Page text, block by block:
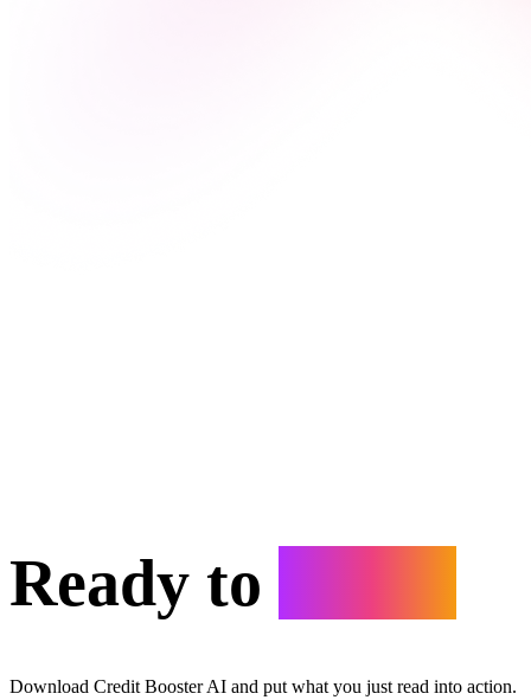
Ready to
Download Credit Booster AI and put what you just read into action.